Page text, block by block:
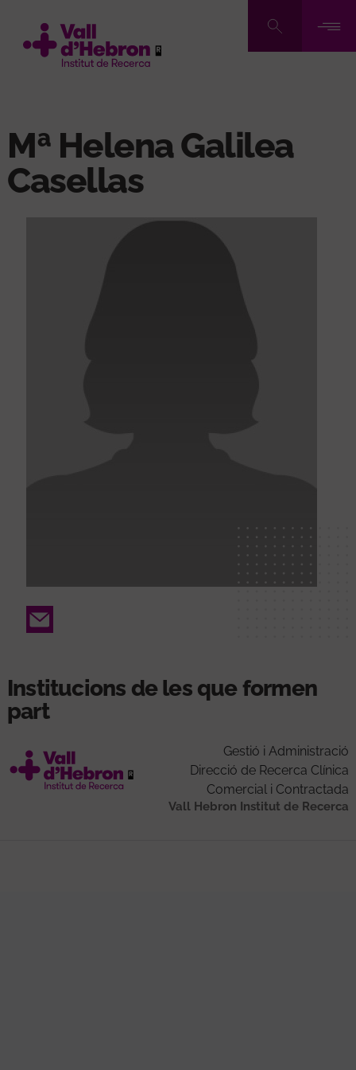
contingut
Mª Helena Galilea
Casellas
Email
Institucions de les que formen
part
Gestió i Administració
Direcció de Recerca Clínica
Comercial i Contractada
Vall Hebron Institut de Recerca